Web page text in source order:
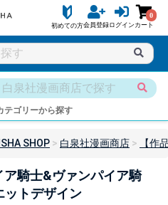
初めての方会員登録ログイン
0
カート
テゴリーから探す
SHOP 白泉社漫画商店 【作
騎士&ヴァンパイア騎
トデザイン